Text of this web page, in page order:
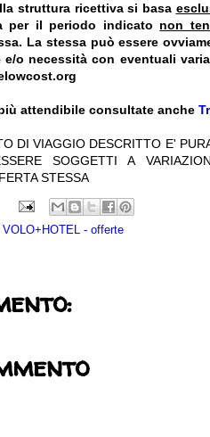
struttura ricettiva si basa
per il periodo indicato non
La stessa può essere
e/o necessità con eventuali
attendibile consultate anche
DI VIAGGIO DESCRITTO E'
SOGGETTI A
STESSA
VOLO+HOTEL - offerte